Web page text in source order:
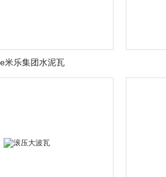
米乐集团水泥瓦